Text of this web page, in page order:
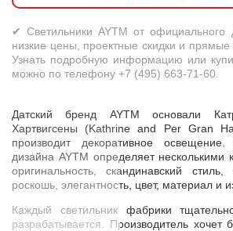
✔ Светильники AYTM от
низкие цены, проектные скидки и прямые
Узнать подробную информацию или
можно по телефону +7 (495) 663-71-60.
Датский бренд AYTM основали
Хартвигсены (Kathrine and Per Gran
производит декоративное
дизайна AYTM определяет
оригинальность, скандинавский стиль,
роскошь, элегантность, цвет, материал и
Каждый светильник фабрики
разрабатывается. Производитель хочет